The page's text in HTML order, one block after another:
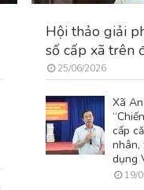
Hội thảo giải
số cấp xã trên
25/06/2026
Xã
cấp
nhân,
dụng
19/